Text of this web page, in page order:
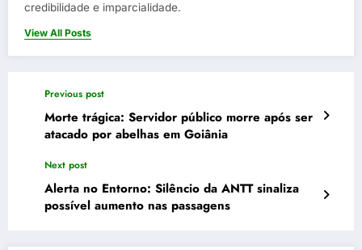
credibilidade e imparcialidade.
View All Posts
Previous post
Morte trágica: Servidor público morre após ser
atacado por abelhas em Goiânia
Next post
Alerta no Entorno: Silêncio da ANTT sinaliza
possível aumento nas passagens